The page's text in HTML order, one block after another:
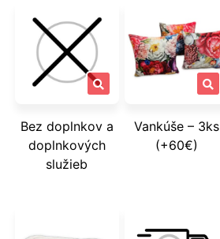
Bez doplnkov a
doplnkových
služieb
Vankúše – 3ks
(+60€)